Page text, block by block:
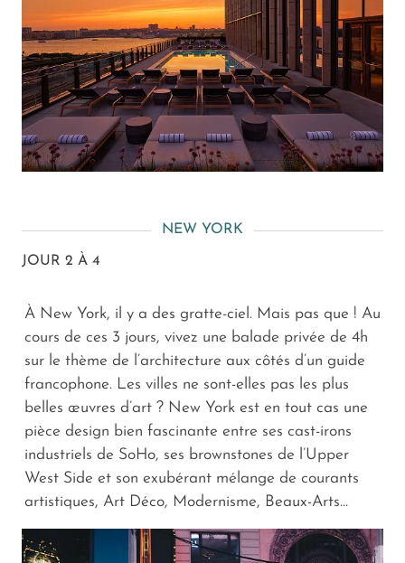
NEW YORK
JOUR 2 À 4
À New York, il y a des gratte-ciel. Mais pas que ! Au
cours de ces 3 jours, vivez une balade privée de 4h
sur le thème de l’architecture aux côtés d’un guide
francophone. Les villes ne sont-elles pas les plus
belles œuvres d’art ? New York est en tout cas une
pièce design bien fascinante entre ses cast-irons
industriels de SoHo, ses brownstones de l’Upper
West Side et son exubérant mélange de courants
artistiques, Art Déco, Modernisme, Beaux-Arts…